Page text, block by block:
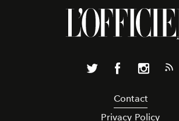
Contact
Privacy Policy